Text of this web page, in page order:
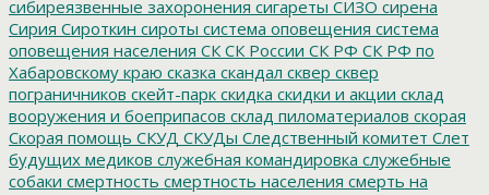
сибиреязвенные захоронения сигареты СИЗО сирена
Сирия Сироткин сироты система оповещения система
оповещения населения СК СК России СК РФ СК РФ по
Хабаровскому краю сказка скандал сквер сквер
пограничников скейт-парк скидка скидки и акции склад
вооружения и боеприпасов склад пиломатериалов скорая
Скорая помощь СКУД СКУДы Следственный комитет Слет
будущих медиков служебная командировка служебные
собаки смертность смертность населения смерть на